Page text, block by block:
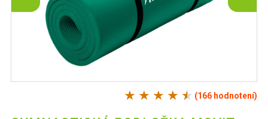
(166 hodnotení)